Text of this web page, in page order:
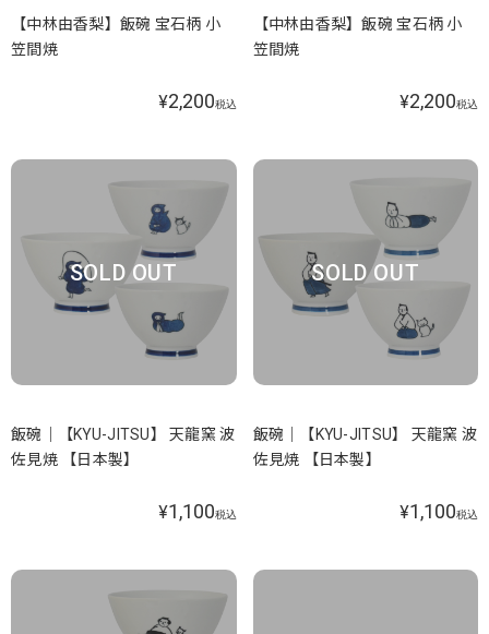
【中林由香梨】飯碗 宝石柄 小
笠間焼
¥2,200税込
【中林由香梨】飯碗 宝石柄 小
笠間焼
¥2,200税込
SOLD OUT
飯碗｜【KYU-JITSU】 天龍窯 波
佐見焼 【日本製】
¥1,100税込
SOLD OUT
飯碗｜【KYU-JITSU】 天龍窯 波
佐見焼 【日本製】
¥1,100税込